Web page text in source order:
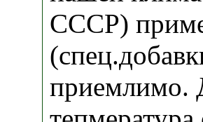
СССР)
приемлимо.